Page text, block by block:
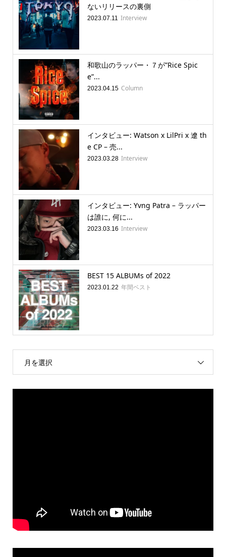
ないリリースの裏側
2023.07.11 Interview
和歌山のラッパー・７が”Rice Spic
e”...
2023.04.15 Column
インタビュー: Watson x LilPri x 遼 th
e CP – 売...
2023.03.28 Interview
インタビュー: Yvng Patra – ラッパー
は誰に, 何に...
2023.03.16 Interview
BEST 15 ALBUMs of 2022
2023.01.22 年間ベスト
月を選択